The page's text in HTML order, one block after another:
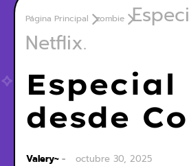
Página Principal zombie
Netflix.
desde
Valery~ octubre 30, 2025